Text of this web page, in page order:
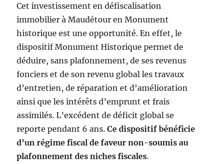
Cet investissement en défiscalisation
immobilier à Maudétour en Monument
historique est une opportunité. En effet, le
dispositif Monument Historique permet de
déduire, sans plafonnement, de ses revenus
fonciers et de son revenu global les travaux
d’entretien, de réparation et d’amélioration
ainsi que les intérêts d’emprunt et frais
assimilés. L’excédent de déficit global se
reporte pendant 6 ans.Ce dispositif bénéficie
d’un régime fiscal de faveur non-soumis au
plafonnement des niches fiscales.